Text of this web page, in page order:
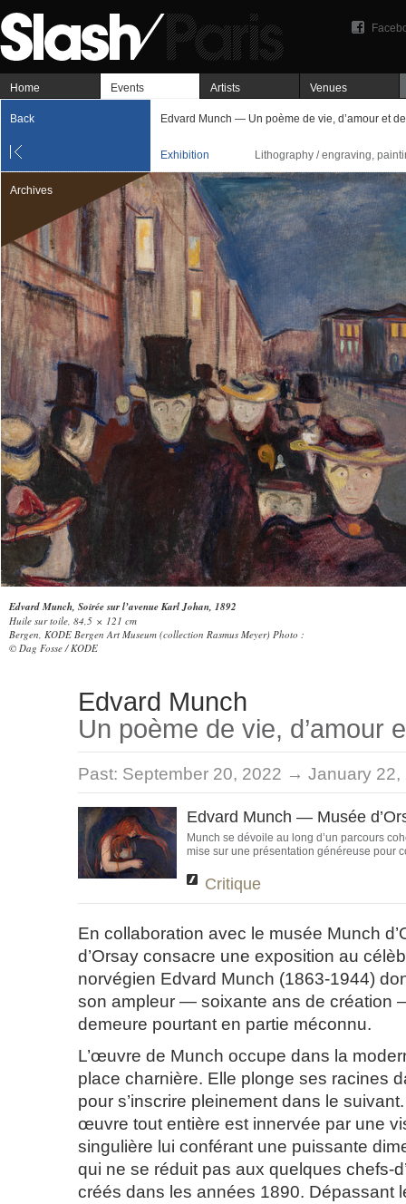
Home Events Artists Venues
Back Edvard Munch — Un poème de vie, d’amour et
Exhibition Lithography / engraving,
Archives
Edvard Munch, Soirée sur l’avenue Karl Johan, 1892
Huile sur toile, 84,5 × 121 cm
Bergen, KODE Bergen Art Museum (collection Rasmus Meyer) Photo :
© Dag Fosse / KODE
Edvard Munch
Un poème de vie, d’amour
Past: September 20, 2022 → January 22,
Edvard Munch — Musée
Munch se dévoile au long d’un parcours
mise sur une présentation généreuse pour
Critique
En collaboration avec le musée Munch
d’Orsay consacre une exposition au
norvégien Edvard Munch (1863-1944)
son ampleur — soixante ans de création
demeure pourtant en partie méconnu.
L’œuvre de Munch occupe dans la
place charnière. Elle plonge ses racines
pour s’inscrire pleinement dans le
œuvre tout entière est innervée par une
singulière lui conférant une puissante
qui ne se réduit pas aux quelques chefs-
créés dans les années 1890. Dépassant